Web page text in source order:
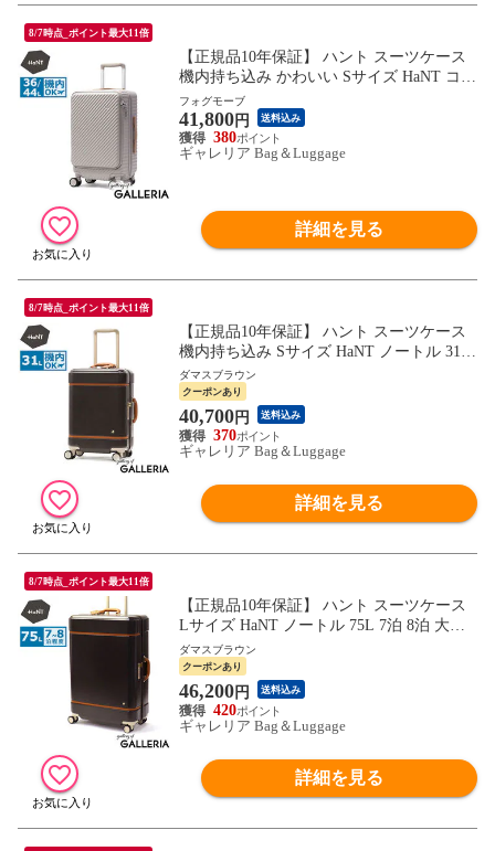
8/7時点_ポイント最大11倍
【正規品10年保証】 ハント スーツケース
機内持ち込み かわいい Sサイズ HaNT ココ
ント フロントオープン 可愛い おしゃれ 拡
張機能付き S 36L 44L 3泊 4泊 5泊 ストッ
パー付き ミニバッグ付き 旅行 05511 wsb
フォグモーブ
41,800円 送料込み
380
ギャレリア Bag＆Luggage
詳細を見る
8/7時点_ポイント最大11倍
【正規品10年保証】 ハント スーツケース
機内持ち込み Sサイズ HaNT ノートル 31L
3泊 4泊 小さめ TSロック キャスタースト
ッパー おしゃれ トランク風 かわいい 女子
3～4泊 キャリーケース 06881 wsb
ダマスブラウン
クーポンあり
40,700円 送料込み
370
ギャレリア Bag＆Luggage
詳細を見る
8/7時点_ポイント最大11倍
【正規品10年保証】 ハント スーツケース
Lサイズ HaNT ノートル 75L 7泊 8泊 大き
め 大容量 TSロック キャスターストッパー
おしゃれ トランク風 かわいい 女子 軽い 7
～8泊 キャリーケース 06883 wsb
ダマスブラウン
クーポンあり
46,200円 送料込み
420
ギャレリア Bag＆Luggage
詳細を見る